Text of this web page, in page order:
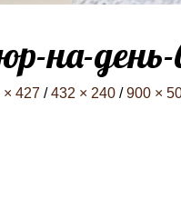
на-
× 427 / 432 × 240 / 900 ×